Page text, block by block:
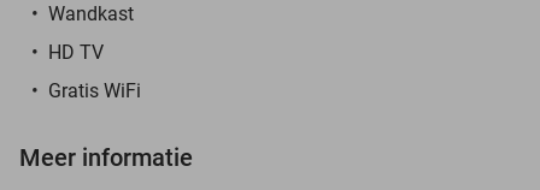
Wandkast
HD TV
Gratis WiFi
Meer informatie